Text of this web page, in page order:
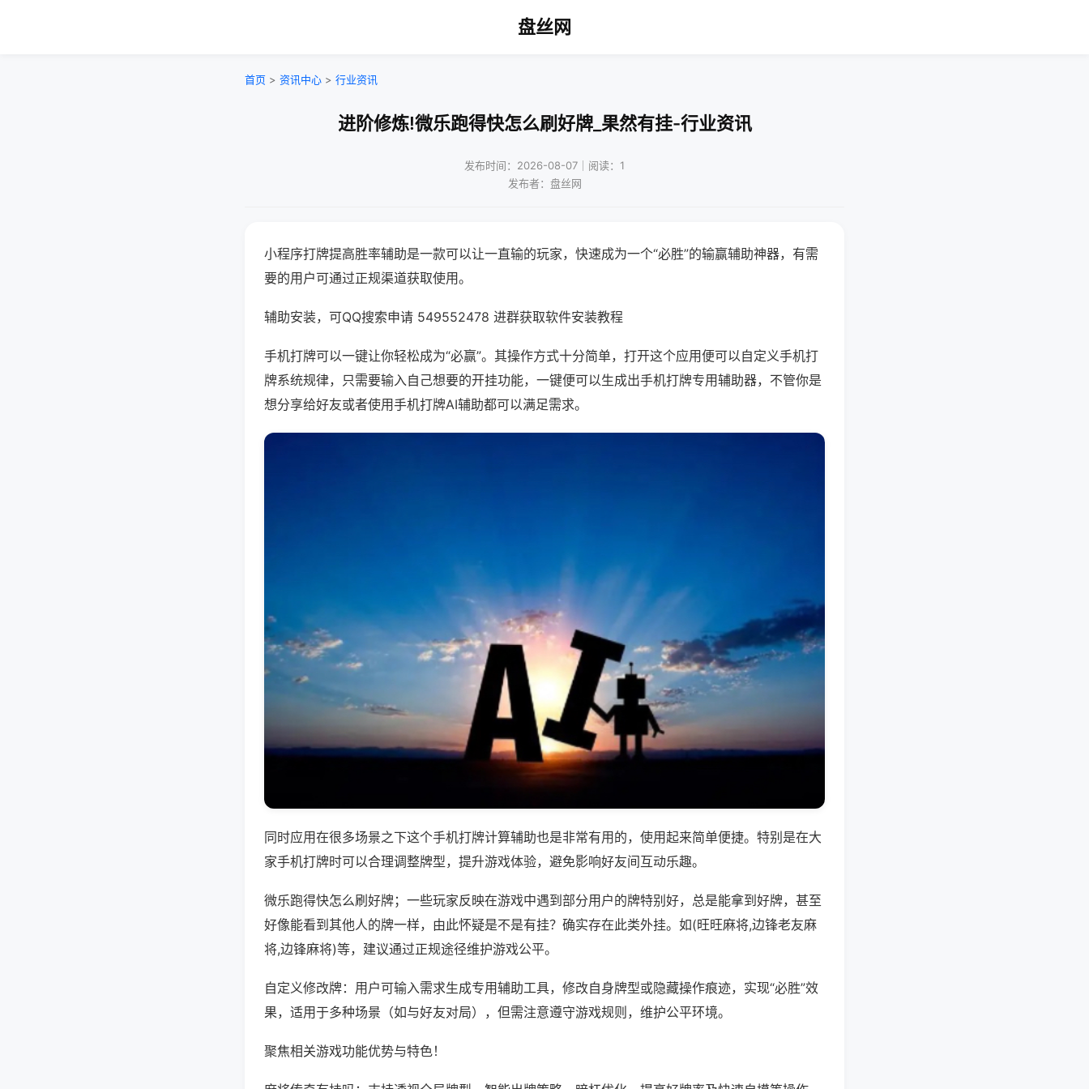
盘丝网
首页 > 资讯中心 > 行业资讯
进阶修炼!微乐跑得快怎么刷好牌_果然有挂-行业资讯
发布时间：2026-08-07｜阅读：1
发布者：盘丝网
小程序打牌提高胜率辅助是一款可以让一直输的玩家，快速成为一个“必胜”的输赢辅助神器，有需
要的用户可通过正规渠道获取使用。
辅助安装，可QQ搜索申请 549552478 进群获取软件安装教程
手机打牌可以一键让你轻松成为“必赢”。其操作方式十分简单，打开这个应用便可以自定义手机打
牌系统规律，只需要输入自己想要的开挂功能，一键便可以生成出手机打牌专用辅助器，不管你是
想分享给好友或者使用手机打牌AI辅助都可以满足需求。
同时应用在很多场景之下这个手机打牌计算辅助也是非常有用的，使用起来简单便捷。特别是在大
家手机打牌时可以合理调整牌型，提升游戏体验，避免影响好友间互动乐趣。
微乐跑得快怎么刷好牌；一些玩家反映在游戏中遇到部分用户的牌特别好，总是能拿到好牌，甚至
好像能看到其他人的牌一样，由此怀疑是不是有挂？确实存在此类外挂。如(旺旺麻将,边锋老友麻
将,边锋麻将)等，建议通过正规途径维护游戏公平。
自定义修改牌：用户可输入需求生成专用辅助工具，修改自身牌型或隐藏操作痕迹，实现“必胜”效
果，适用于多种场景（如与好友对局），但需注意遵守游戏规则，维护公平环境。
聚焦相关游戏功能优势与特色！